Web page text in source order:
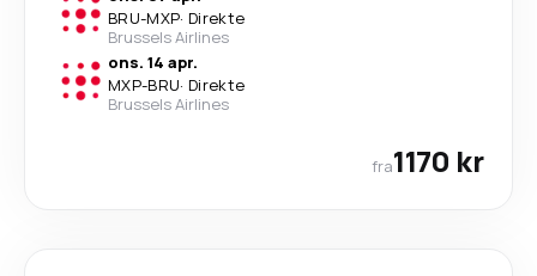
BRU-MXP· Direkte
Brussels Airlines
ons. 14 apr.
MXP-BRU· Direkte
Brussels Airlines
fra1170 kr